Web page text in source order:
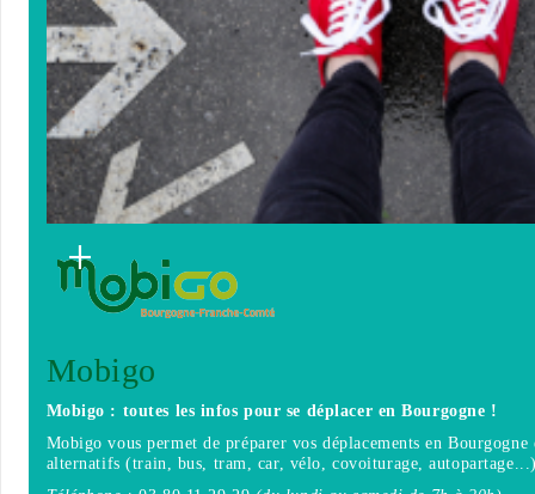
Mobigo
Mobigo : toutes les infos pour se déplacer en Bourgogne !
Mobigo vous permet de préparer vos déplacements en
alternatifs (train, bus, tram, car, vélo, covoiturage,